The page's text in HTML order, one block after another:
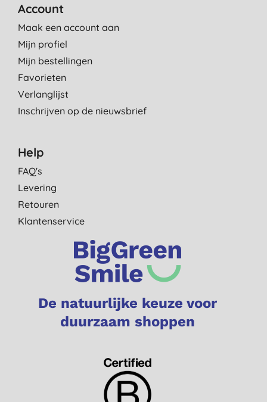
Account
Maak een account aan
Mijn profiel
Mijn bestellingen
Favorieten
Verlanglijst
Inschrijven op de nieuwsbrief
Help
FAQ's
Levering
Retouren
Klantenservice
De natuurlijke keuze voor
duurzaam shoppen